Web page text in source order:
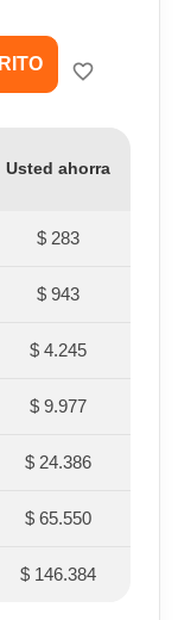
favorite_border
Usted ahorra
$ 283
$ 943
$ 4.245
$ 9.977
$ 24.386
$ 65.550
$ 146.384